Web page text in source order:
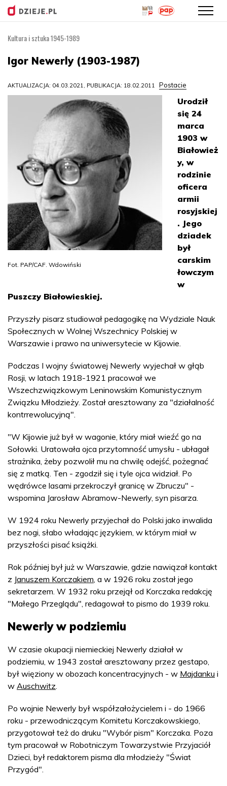
treści
Kultura i sztuka 1945-1989
Igor Newerly (1903-1987)
AKTUALIZACJA: 04.03.2021, PUBLIKACJA: 18.02.2011 Postacie
Fot. PAP/CAF. Wdowiński
Urodził
się 24
marca
1903 w
Białowież
y, w
rodzinie
oficera
armii
rosyjskiej
. Jego
dziadek
był
carskim
łowczym
w
Puszczy Białowieskiej.
Przyszły pisarz studiował pedagogikę na Wydziale Nauk
Społecznych w Wolnej Wszechnicy Polskiej w
Warszawie i prawo na uniwersytecie w Kijowie.
Podczas I wojny światowej Newerly wyjechał w głąb
Rosji, w latach 1918-1921 pracował we
Wszechzwiązkowym Leninowskim Komunistycznym
Związku Młodzieży. Został aresztowany za "działalność
kontrrewolucyjną".
"W Kijowie już był w wagonie, który miał wieźć go na
Sołowki. Uratowała ojca przytomność umysłu - ubłagał
strażnika, żeby pozwolił mu na chwilę odejść, pożegnać
się z matką. Ten - zgodził się i tyle ojca widział. Po
wędrówce lasami przekroczył granicę w Zbruczu" -
wspomina Jarosław Abramow-Newerly, syn pisarza.
W 1924 roku Newerly przyjechał do Polski jako inwalida
bez nogi, słabo władając językiem, w którym miał w
przyszłości pisać książki.
Rok później był już w Warszawie, gdzie nawiązał kontakt
z Januszem Korczakiem, a w 1926 roku został jego
sekretarzem. W 1932 roku przejął od Korczaka redakcję
"Małego Przeglądu", redagował to pismo do 1939 roku.
Newerly w podziemiu
W czasie okupacji niemieckiej Newerly działał w
podziemiu, w 1943 został aresztowany przez gestapo,
był więziony w obozach koncentracyjnych - w Majdanku i
w Auschwitz.
Po wojnie Newerly był współzałożycielem i - do 1966
roku - przewodniczącym Komitetu Korczakowskiego,
przygotował też do druku "Wybór pism" Korczaka. Poza
tym pracował w Robotniczym Towarzystwie Przyjaciół
Dzieci, był redaktorem pisma dla młodzieży "Świat
Przygód".